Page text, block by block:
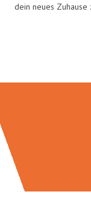
dein neues Zuhause